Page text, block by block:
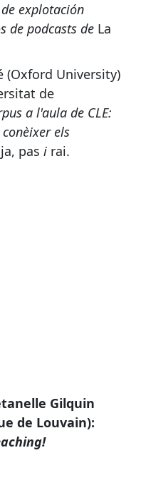
explotación
de podcasts de La
(Oxford University)
de
a l'aula de CLE:
els
ja, pas i rai.
Gilquin
de Louvain):